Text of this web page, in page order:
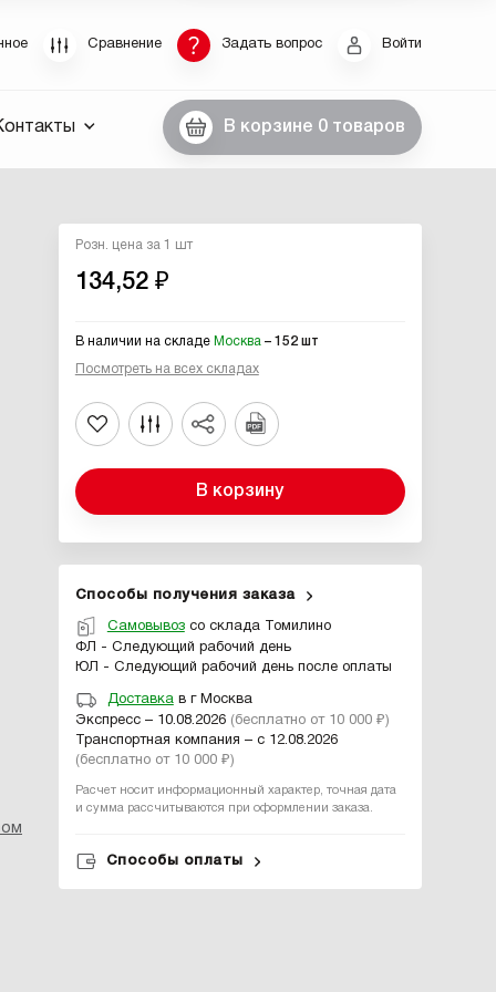
Сравнение Задать вопрос Войти
В корзине 0 товаров
Розн. цена за 1 шт
134,52 ₽
В наличии на складе Москва – 152 шт
Посмотреть на всех складах
В корзину
Способы получения заказа
Самовывозсо склада Томилино
ФЛ - Следующий рабочий день
ЮЛ - Следующий рабочий день после оплаты
Доставкав г Москва
Экспресс – 10.08.2026 (бесплатно от 10 000 ₽)
Транспортная компания – с 12.08.2026
(бесплатно от 10 000 ₽)
Расчет носит информационный характер, точная дата
и сумма рассчитываются при оформлении заказа.
Способы оплаты
пароля
пароль, введите E-Mail. Контрольная строка
а также ваши регистрационные данные,
вам по E-Mail.
для восстановления